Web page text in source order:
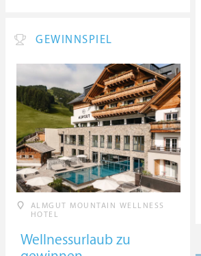
GEWINNSPIEL
ALMGUT MOUNTAIN WELLNESS
HOTEL
Wellnessurlaub zu